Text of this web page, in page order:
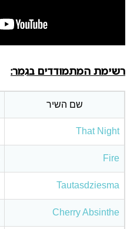
רשימת המתמודדים בגמר:
שם השיר
That Night
Fire
Tautasdziesma
Cherry Absinthe